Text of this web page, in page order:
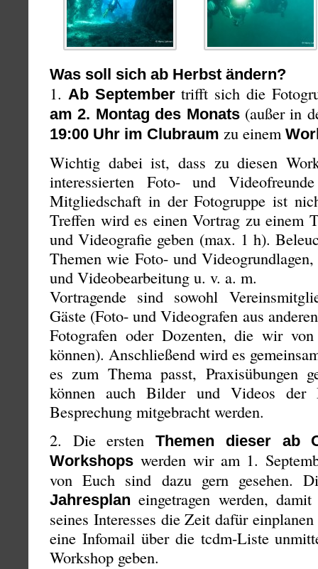
Was soll sich ab Herbst ändern?
1. Ab Septembertrifft sich die
am 2. Montag des Monats(außer in
19:00 Uhr im Clubraum zu einem
Wichtig dabei ist, dass zu diesen
interessierten Foto- und
Mitgliedschaft in der Fotogruppe ist
Treffen wird es einen Vortrag zu einem
und Videografie geben (max. 1 h).
Themen wie Foto- und
und Videobearbeitung u. v. a. m.
Vortragende sind sowohl
Gäste (Foto- und Videografen aus
Fotografen oder Dozenten, die wir von
können). Anschließend wird es
es zum Thema passt, Praxisübungen
können auch Bilder und Videos
Besprechung mitgebracht werden.
2. Die erstenThemen dieser ab
Workshops werden wir am 1.
von Euch sind dazu gern gesehen.
Jahresplan eingetragen werden,
seines Interesses die Zeit dafür
eine Infomail über die tcdm-Liste
Workshop geben.